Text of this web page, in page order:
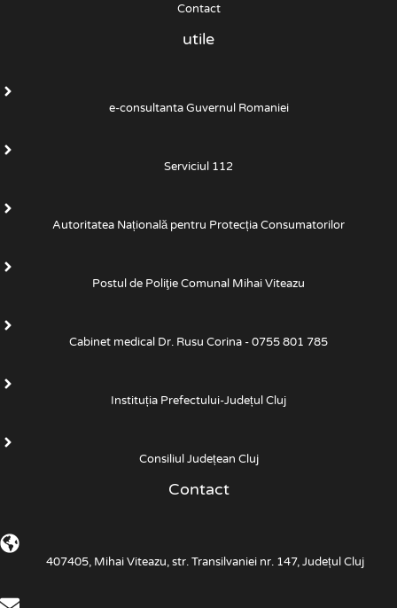
Contact
utile
e-consultanta Guvernul Romaniei
Serviciul 112
Autoritatea Națională pentru Protecția Consumatorilor
Postul de Poliţie Comunal Mihai Viteazu
Cabinet medical Dr. Rusu Corina - 0755 801 785
Instituția Prefectului-Județul Cluj
Consiliul Județean Cluj
Contact
407405, Mihai Viteazu, str. Transilvaniei nr. 147, Județul Cluj